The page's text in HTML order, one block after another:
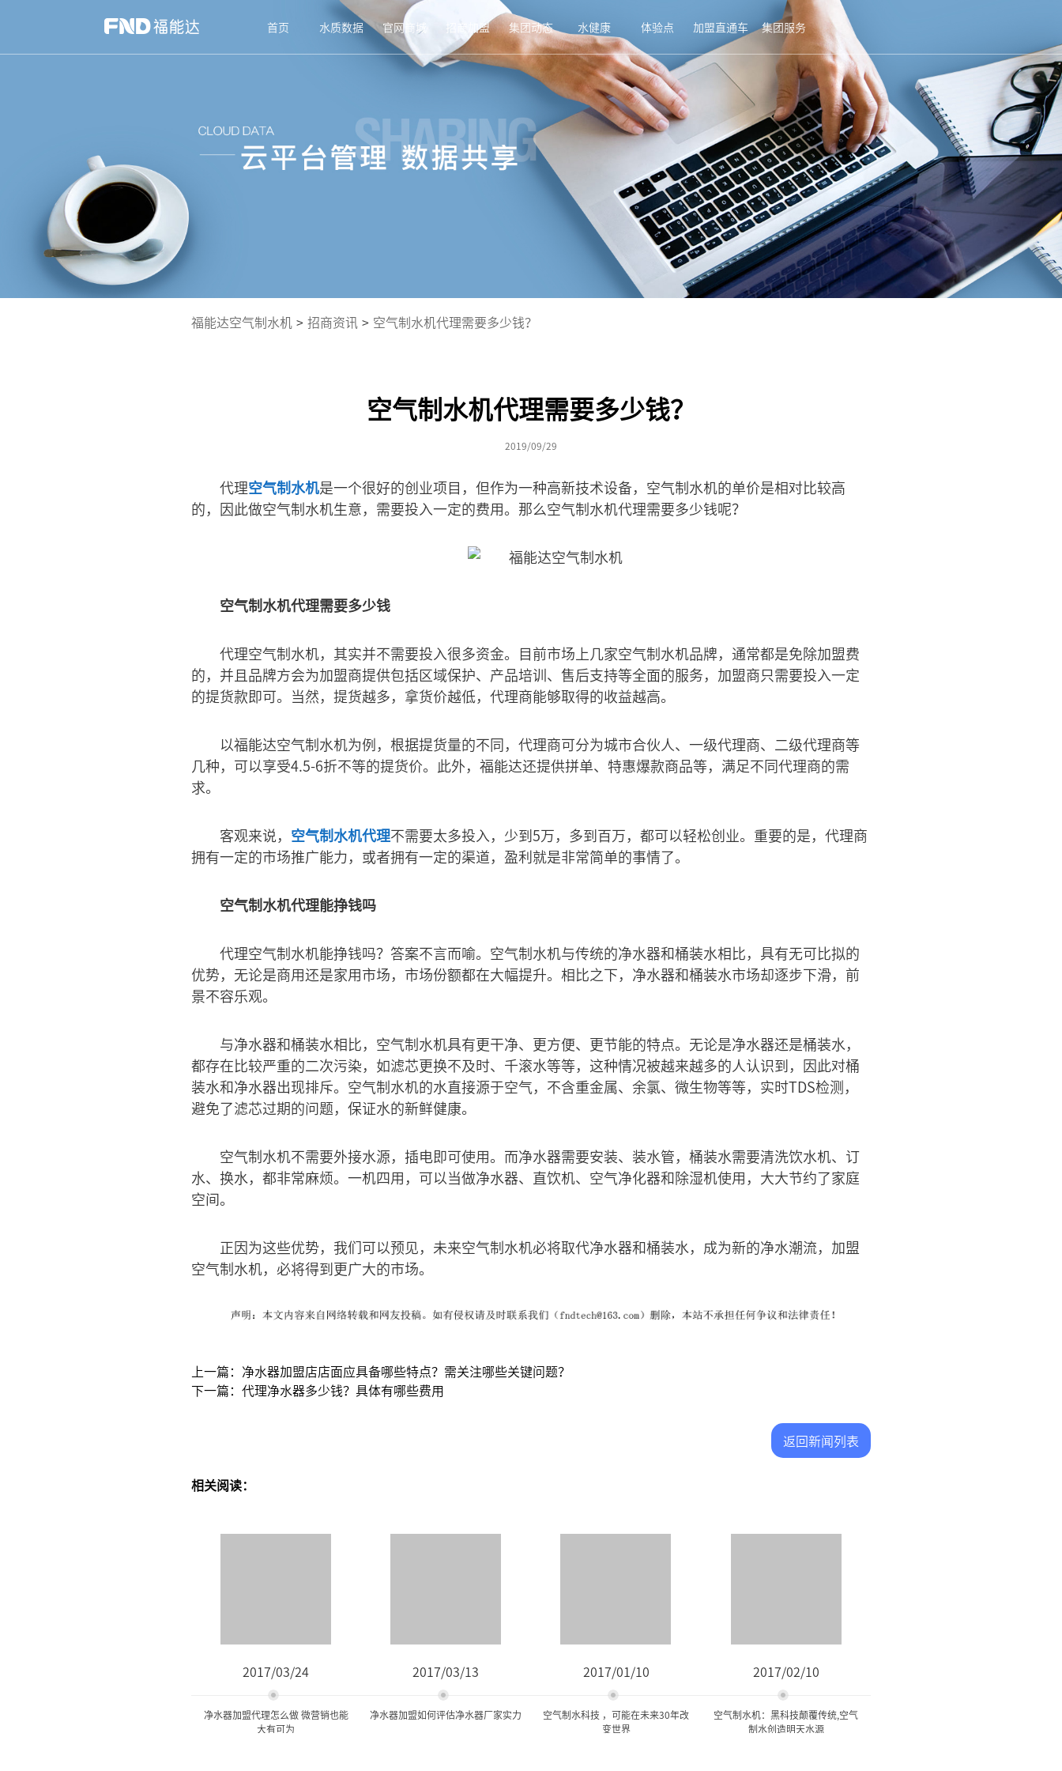
首页 水质数据 官网商城 招商加盟 集团动态 水健康 体验点 加盟直通车 集团服务
福能达空气制水机 > 招商资讯 > 空气制水机代理需要多少钱？
空气制水机代理需要多少钱？
2019/09/29
代理空气制水机是一个很好的创业项目，但作为一种高新技术设备，空气制水机的单价是相对比较高
的，因此做空气制水机生意，需要投入一定的费用。那么空气制水机代理需要多少钱呢？
空气制水机代理需要多少钱
代理空气制水机，其实并不需要投入很多资金。目前市场上几家空气制水机品牌，通常都是免除加盟费
的，并且品牌方会为加盟商提供包括区域保护、产品培训、售后支持等全面的服务，加盟商只需要投入一定
的提货款即可。当然，提货越多，拿货价越低，代理商能够取得的收益越高。
以福能达空气制水机为例，根据提货量的不同，代理商可分为城市合伙人、一级代理商、二级代理商等
几种，可以享受4.5-6折不等的提货价。此外，福能达还提供拼单、特惠爆款商品等，满足不同代理商的需
求。
客观来说， 空气制水机代理不需要太多投入，少到5万，多到百万，都可以轻松创业。重要的是，代理商
拥有一定的市场推广能力，或者拥有一定的渠道，盈利就是非常简单的事情了。
空气制水机代理能挣钱吗
代理空气制水机能挣钱吗？答案不言而喻。空气制水机与传统的净水器和桶装水相比，具有无可比拟的
优势，无论是商用还是家用市场，市场份额都在大幅提升。相比之下，净水器和桶装水市场却逐步下滑，前
景不容乐观。
与净水器和桶装水相比，空气制水机具有更干净、更方便、更节能的特点。无论是净水器还是桶装水，
都存在比较严重的二次污染，如滤芯更换不及时、千滚水等等，这种情况被越来越多的人认识到，因此对桶
装水和净水器出现排斥。空气制水机的水直接源于空气，不含重金属、余氯、微生物等等，实时TDS检测，
避免了滤芯过期的问题，保证水的新鲜健康。
空气制水机不需要外接水源，插电即可使用。而净水器需要安装、装水管，桶装水需要清洗饮水机、订
水、换水，都非常麻烦。一机四用，可以当做净水器、直饮机、空气净化器和除湿机使用，大大节约了家庭
空间。
正因为这些优势，我们可以预见，未来空气制水机必将取代净水器和桶装水，成为新的净水潮流，加盟
空气制水机，必将得到更广大的市场。
上一篇：净水器加盟店店面应具备哪些特点？需关注哪些关键问题？
下一篇：代理净水器多少钱？具体有哪些费用
返回新闻列表
相关阅读：
2017/03/24
净水器加盟代理怎么做 微营销也能
大有可为
2017/03/13
净水器加盟如何评估净水器厂家实力
2017/01/10
空气制水科技 ，可能在未来30年改
变世界
2017/02/10
空气制水机：黑科技颠覆传统,空气
制水创造明天水源